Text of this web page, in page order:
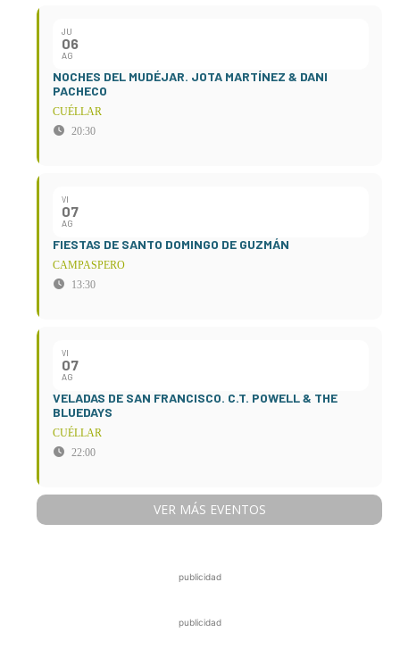
JU
06
AG
NOCHES DEL MUDÉJAR. JOTA MARTÍNEZ & DANI
PACHECO
CUÉLLAR
20:30
VI
07
AG
FIESTAS DE SANTO DOMINGO DE GUZMÁN
CAMPASPERO
13:30
VI
07
AG
VELADAS DE SAN FRANCISCO. C.T. POWELL & THE
BLUEDAYS
CUÉLLAR
22:00
VER MÁS EVENTOS
publicidad
publicidad